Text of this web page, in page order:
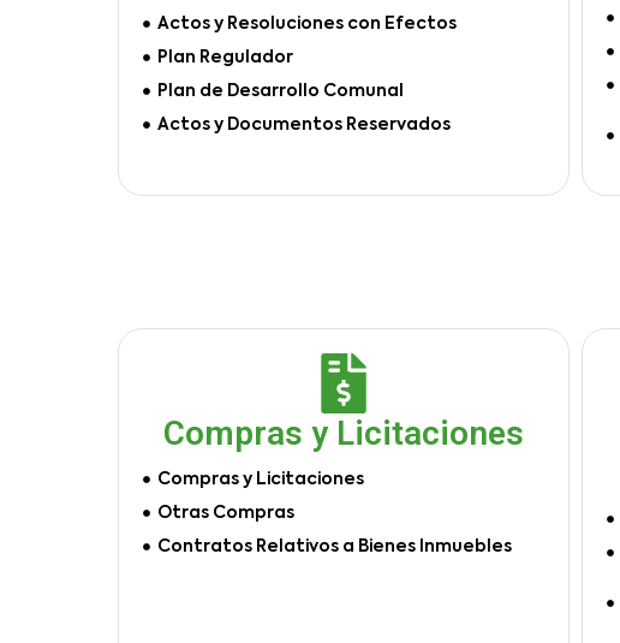
Actos y Resoluciones con Efectos
Plan Regulador
Plan de Desarrollo Comunal
Actos y Documentos Reservados
Compras y Licitaciones
Compras y Licitaciones
Otras Compras
Contratos Relativos a Bienes Inmuebles